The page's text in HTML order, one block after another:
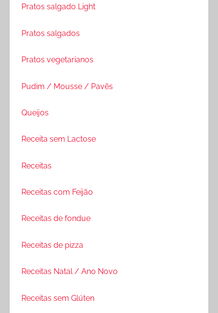
Pratos salgado Light
Pratos salgados
Pratos vegetarianos
Pudim / Mousse / Pavẽs
Queijos
Receita sem Lactose
Receitas
Receitas com Feijão
Receitas de fondue
Receitas de pizza
Receitas Natal / Ano Novo
Receitas sem Glúten